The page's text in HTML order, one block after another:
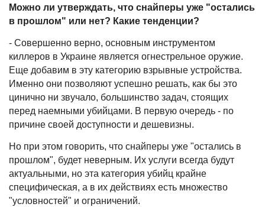
Можно ли утверждать, что снайперы уже "остались
в прошлом" или нет? Какие тенденции?
- Совершенно верно, основным инструментом
киллеров в Украине является огнестрельное оружие.
Еще добавим в эту категорию взрывные устройства.
Именно они позволяют успешно решать, как бы это
цинично ни звучало, большинство задач, стоящих
перед наемными убийцами. В первую очередь - по
причине своей доступности и дешевизны.
Но при этом говорить, что снайперы уже "остались в
прошлом", будет неверным. Их услуги всегда будут
актуальными, но эта категория убийц крайне
специфическая, а в их действиях есть множество
"условностей" и ограничений.